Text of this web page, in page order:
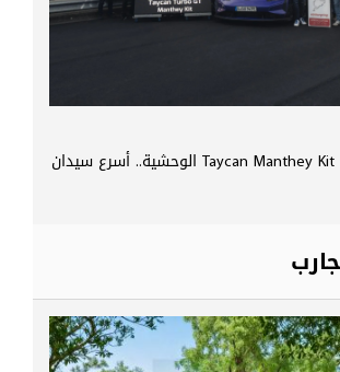
بورشه تطلق Taycan Manthey Kit الوحشية.. أسرع سيدان